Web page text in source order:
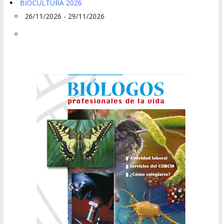
BIOCULTURA 2026
26/11/2026 - 29/11/2026